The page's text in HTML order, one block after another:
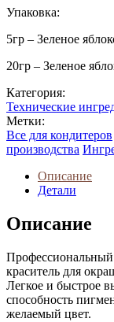
Упаковка:
5гр – Зеленое
20гр – Зеленое
Категория:
Технические
Метки:
Все для кондитеров
производства
Описание
Детали
Описание
краситель для
Легкое и быстрое
способность
желаемый цвет.